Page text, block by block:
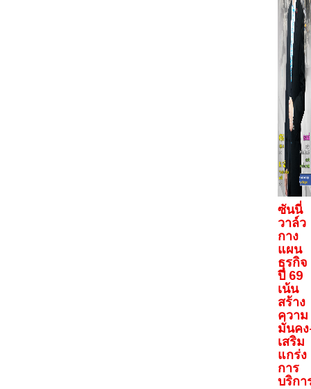
ซันนี่
วาล์ว
กาง
แผน
ธุรกิจ
ปี 69
เน้น
สร้าง
ความ
มั่นค
เสริม
แกร่ง
การ
บริกา